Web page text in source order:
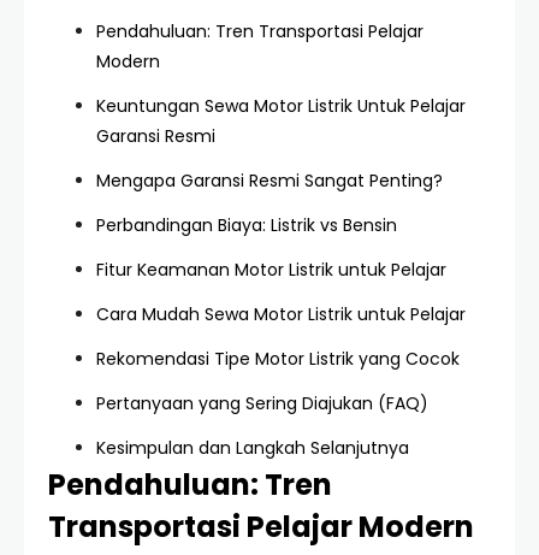
Pendahuluan: Tren Transportasi Pelajar
Modern
Keuntungan Sewa Motor Listrik Untuk Pelajar
Garansi Resmi
Mengapa Garansi Resmi Sangat Penting?
Perbandingan Biaya: Listrik vs Bensin
Fitur Keamanan Motor Listrik untuk Pelajar
Cara Mudah Sewa Motor Listrik untuk Pelajar
Rekomendasi Tipe Motor Listrik yang Cocok
Pertanyaan yang Sering Diajukan (FAQ)
Kesimpulan dan Langkah Selanjutnya
Pendahuluan: Tren
Transportasi Pelajar Modern